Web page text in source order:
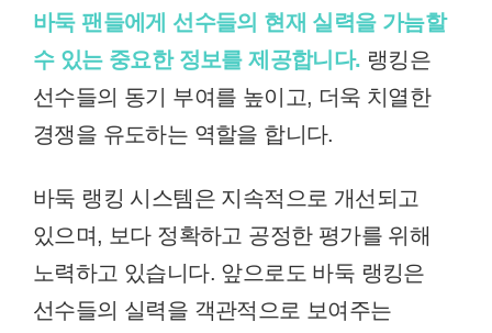
바둑 팬들에게 선수들의 현재 실력을 가늠할
수 있는 중요한 정보를 제공합니다. 랭킹은
선수들의 동기 부여를 높이고, 더욱 치열한
경쟁을 유도하는 역할을 합니다.
바둑 랭킹 시스템은 지속적으로 개선되고
있으며, 보다 정확하고 공정한 평가를 위해
노력하고 있습니다. 앞으로도 바둑 랭킹은
선수들의 실력을 객관적으로 보여주는